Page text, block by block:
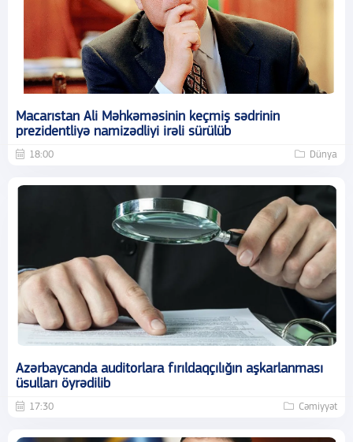
Macarıstan Ali Məhkəməsinin keçmiş sədrinin
prezidentliyə namizədliyi irəli sürülüb
18:00 Dünya
Azərbaycanda auditorlara fırıldaqçılığın aşkarlanması
üsulları öyrədilib
17:30 Cəmiyyət